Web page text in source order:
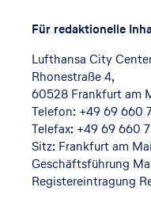
Für redaktionelle
Lufthansa City
Rhonestraße 4,
60528 Frankfurt am
Telefon: +49 69 660
Telefax: +49 69 660
Sitz: Frankfurt am
Geschäftsführung
Registereintragung